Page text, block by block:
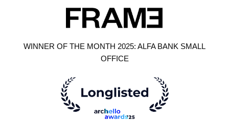
WINNER OF THE MONTH 2025: ALFA BANK SMALL
OFFICE